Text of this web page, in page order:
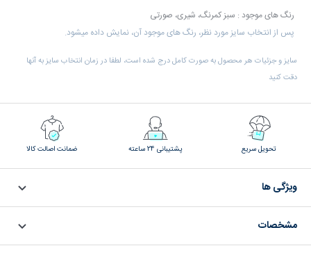
رنگ های موجود : سبز کمرنگ، شیری، صورتی
پس از انتخاب سایز مورد نظر، رنگ های موجود آن، نمایش داده میشود.
سایز و جزئیات هر محصول به صورت کامل درج شده است، لطفا در زمان انتخاب سایز به آنها
دقت کنید
تحویل سریع پشتیبانی 24 ساعته ضمانت اصالت کالا
ویژگی ها
مشخصات